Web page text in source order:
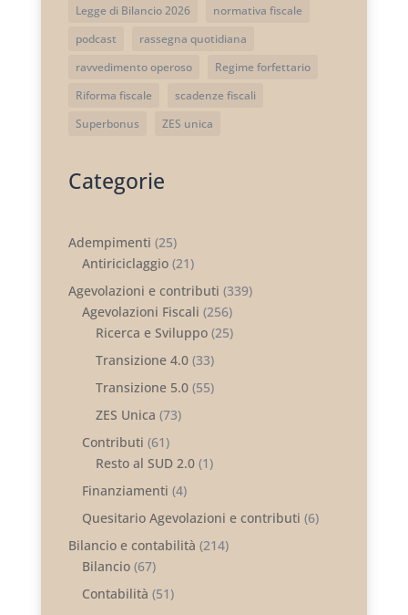
Legge di Bilancio 2026
normativa fiscale
podcast
rassegna quotidiana
ravvedimento operoso
Regime forfettario
Riforma fiscale
scadenze fiscali
Superbonus
ZES unica
Categorie
Adempimenti (25)
Antiriciclaggio(21)
Agevolazioni e contributi (339)
Agevolazioni Fiscali (256)
Ricerca e Sviluppo(25)
Transizione 4.0(33)
Transizione 5.0(55)
ZES Unica (73)
Contributi (61)
Resto al SUD 2.0(1)
Finanziamenti (4)
Quesitario Agevolazioni e contributi (6)
Bilancio e contabilità (214)
Bilancio(67)
Contabilità (51)